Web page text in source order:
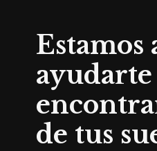
Estamos
ayudarte
de tus